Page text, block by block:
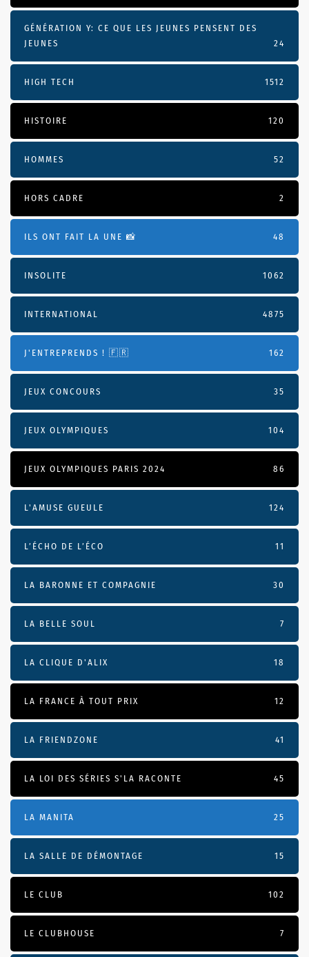
GÉNÉRATION Y: CE QUE LES JEUNES PENSENT DES
JEUNES
24
HIGH TECH 1512
HISTOIRE 120
HOMMES 52
HORS CADRE 2
ILS ONT FAIT LA UNE 📸 48
INSOLITE 1062
INTERNATIONAL 4875
J'ENTREPRENDS ! 🇫🇷 162
JEUX CONCOURS 35
JEUX OLYMPIQUES 104
JEUX OLYMPIQUES PARIS 2024 86
L'AMUSE GUEULE 124
L’ÉCHO DE L’ÉCO 11
LA BARONNE ET COMPAGNIE 30
LA BELLE SOUL 7
LA CLIQUE D'ALIX 18
LA FRANCE À TOUT PRIX 12
LA FRIENDZONE 41
LA LOI DES SÉRIES S'LA RACONTE 45
LA MANITA 25
LA SALLE DE DÉMONTAGE 15
LE CLUB 102
LE CLUBHOUSE 7